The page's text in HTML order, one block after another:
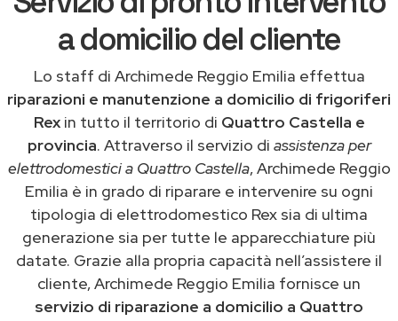
a domicilio del cliente
Lo staff di Archimede Reggio Emilia effettua
riparazioni e manutenzione a domicilio di frigoriferi
Rexin tutto il territorio di Quattro Castella e
provincia. Attraverso il servizio di assistenza per
elettrodomestici a Quattro Castella, Archimede Reggio
Emilia è in grado di riparare e intervenire su ogni
tipologia di elettrodomestico Rex sia di ultima
generazione sia per tutte le apparecchiature più
datate. Grazie alla propria capacità nell’assistere il
cliente, Archimede Reggio Emilia fornisce un
servizio di riparazione a domicilio a Quattro